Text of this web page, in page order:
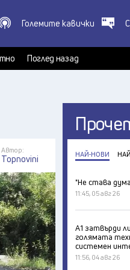
X
Големите кавички
Поглед назад
Автор:
Topnovini НАЙ-НОВИ
"Не става
11:45, 05 авг 26
А1 затвърди
голямата
системен
11:56, 04 авг 26